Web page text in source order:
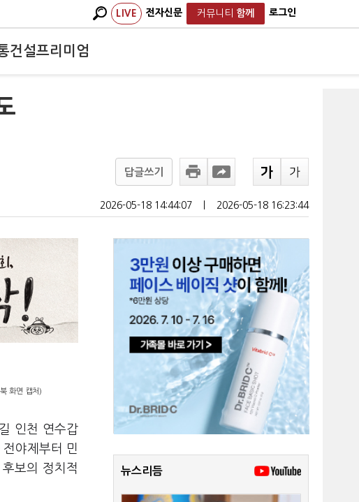
LIVE 전자신문 커뮤니티 함께 로그인
건설프리미엄
답글쓰기
2026-05-18 14:44:07 2026-05-18 16:23:44
화면 캡처)
인천 연수갑
야제부터 민
보의 정치적
뉴스리듬